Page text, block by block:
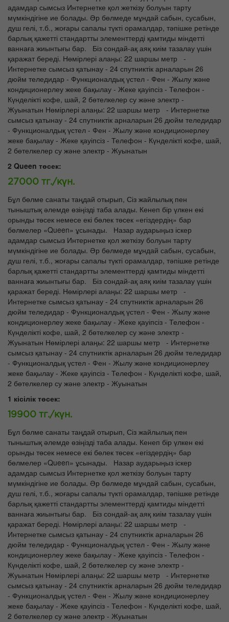
адамдар сымсыз Интернетке қол жеткізу болуын тарту
мүмкіндігіне ие болады. Әр бөлмеде мұндай сабын, сусабын,
душ гелі, т.б., жоғары сапалы түкті орамалдар, тәпішке ретінде
барлық қажетті стандартты элементтерді қамтиды міндетті
ваннаға жиынтығы бар. Біз сондай-ақ аяқ киім тазалау үшін
қаражат береді. Нөмірлері алаңы: 22 шаршы метр -
Интернетке сымсыз қатынау - 24 спутниктік арналарын 26
дюйм теледидар - Функционалдық үстел - Фен - Жылу және
кондиционерлеу жеке бақылау - Жеке қауіпсіз - Телефон -
Күнделікті кофе, шай, 2 бөтелкелер су және электр -
Жуынатын Нөмірлері алаңы: 22 шаршы метр - Интернетке
сымсыз қатынау - 24 спутниктік арналарын 26 дюйм теледидар
- Функционалдық үстел - Фен - Жылу және кондиционерлеу
жеке бақылау - Жеке қауіпсіз - Телефон - Күнделікті кофе, шай,
2 бөтелкелер су және электр - Жуынатын
2 Queen төсек:
27000 тг./күн.
Бұл бөлме санаты таңдай отырып, Сіз жайлылық пен
тыныштық әлемде өзіңізді таба алады. Кенеп бір үлкен екі
орынды төсек немесе екі бөлек төсек «егіздердің» бар
бөлмелер «Queen» ұсынады. Назар аударыңыз іскер
адамдар сымсыз Интернетке қол жеткізу болуын тарту
мүмкіндігіне ие болады. Әр бөлмеде мұндай сабын, сусабын,
душ гелі, т.б., жоғары сапалы түкті орамалдар, тәпішке ретінде
барлық қажетті стандартты элементтерді қамтиды міндетті
ваннаға жиынтығы бар. Біз сондай-ақ аяқ киім тазалау үшін
қаражат береді. Нөмірлері алаңы: 22 шаршы метр -
Интернетке сымсыз қатынау - 24 спутниктік арналарын 26
дюйм теледидар - Функционалдық үстел - Фен - Жылу және
кондиционерлеу жеке бақылау - Жеке қауіпсіз - Телефон -
Күнделікті кофе, шай, 2 бөтелкелер су және электр -
Жуынатын Нөмірлері алаңы: 22 шаршы метр - Интернетке
сымсыз қатынау - 24 спутниктік арналарын 26 дюйм теледидар
- Функционалдық үстел - Фен - Жылу және кондиционерлеу
жеке бақылау - Жеке қауіпсіз - Телефон - Күнделікті кофе, шай,
2 бөтелкелер су және электр - Жуынатын
1 кісілік төсек:
19900 тг./күн.
Бұл бөлме санаты таңдай отырып, Сіз жайлылық пен
тыныштық әлемде өзіңізді таба алады. Кенеп бір үлкен екі
орынды төсек немесе екі бөлек төсек «егіздердің» бар
бөлмелер «Queen» ұсынады. Назар аударыңыз іскер
адамдар сымсыз Интернетке қол жеткізу болуын тарту
мүмкіндігіне ие болады. Әр бөлмеде мұндай сабын, сусабын,
душ гелі, т.б., жоғары сапалы түкті орамалдар, тәпішке ретінде
барлық қажетті стандартты элементтерді қамтиды міндетті
ваннаға жиынтығы бар. Біз сондай-ақ аяқ киім тазалау үшін
қаражат береді. Нөмірлері алаңы: 22 шаршы метр -
Интернетке сымсыз қатынау - 24 спутниктік арналарын 26
дюйм теледидар - Функционалдық үстел - Фен - Жылу және
кондиционерлеу жеке бақылау - Жеке қауіпсіз - Телефон -
Күнделікті кофе, шай, 2 бөтелкелер су және электр -
Жуынатын Нөмірлері алаңы: 22 шаршы метр - Интернетке
сымсыз қатынау - 24 спутниктік арналарын 26 дюйм теледидар
- Функционалдық үстел - Фен - Жылу және кондиционерлеу
жеке бақылау - Жеке қауіпсіз - Телефон - Күнделікті кофе, шай,
2 бөтелкелер су және электр - Жуынатын